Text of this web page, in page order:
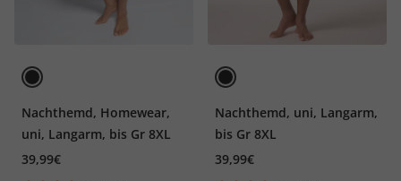
Nachthemd, Homewear,
uni, Langarm, bis Gr 8XL
39,99€
Nachthemd, uni, Langarm,
bis Gr 8XL
39,99€